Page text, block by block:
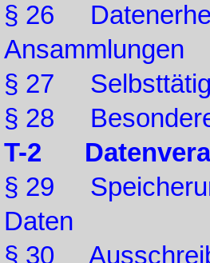
§ 26
Ansammlungen
§ 27
§ 28 Besondere
T-2
§ 29
Daten
§ 30